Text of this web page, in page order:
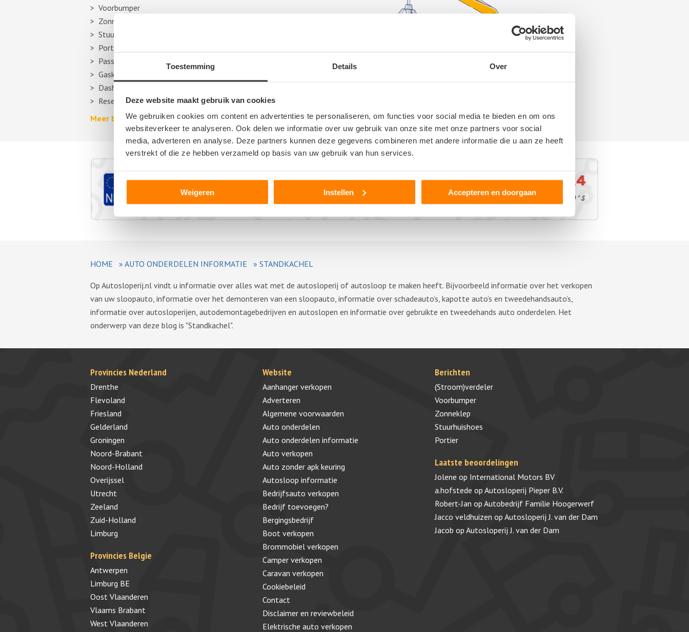
Toestemming Details Over
Deze website maakt gebruik van cookies
We gebruiken cookies om content en advertenties te personaliseren, om functies voor social media te bieden en om ons
websiteverkeer te analyseren. Ook delen we informatie over uw gebruik van onze site met onze partners voor social
media, adverteren en analyse. Deze partners kunnen deze gegevens combineren met andere informatie die u aan ze heeft
verstrekt of die ze hebben verzameld op basis van uw gebruik van hun services.
Weigeren Instellen Accepteren en doorgaan
Voorbumper
Zonneklep
Stuurhuishoes
Portier
Passagiersstoel
Gasklep
Dashboard
Reservewiel, reserveband of thuiskomer
Meer berichten over autosloperijen >>
HOME » AUTO ONDERDELEN INFORMATIE » STANDKACHEL
Op Autosloperij.nl vindt u informatie over alles wat met de autosloperij of autosloop te maken heeft. Bijvoorbeeld informatie over het verkopen
van uw sloopauto, informatie over het demonteren van een sloopauto, informatie over schadeauto’s, kapotte auto’s en tweedehandsauto’s,
informatie over autosloperijen, autodemontagebedrijven en autoslopen en informatie over gebruikte en tweedehands auto onderdelen. Het
onderwerp van deze blog is "Standkachel".
Provincies Nederland
Drenthe
Flevoland
Friesland
Gelderland
Groningen
Noord-Brabant
Noord-Holland
Overijssel
Utrecht
Zeeland
Zuid-Holland
Limburg
Provincies Belgie
Antwerpen
Limburg BE
Oost Vlaanderen
Vlaams Brabant
West Vlaanderen
Website
Aanhanger verkopen
Adverteren
Algemene voorwaarden
Auto onderdelen
Auto onderdelen informatie
Auto verkopen
Auto zonder apk keuring
Autosloop informatie
Bedrijfsauto verkopen
Bedrijf toevoegen?
Bergingsbedrijf
Boot verkopen
Brommobiel verkopen
Camper verkopen
Caravan verkopen
Cookiebeleid
Contact
Disclaimer en reviewbeleid
Elektrische auto verkopen
Berichten
(Stroom)verdeler
Voorbumper
Zonneklep
Stuurhuishoes
Portier
Laatste beoordelingen
Jolene op International Motors BV
a.hofstede op Autosloperij Pieper B.V.
Robert-Jan op Autobedrijf Familie Hoogerwerf
Jacco veldhuizen op Autosloperij J. van der Dam
Jacob op Autosloperij J. van der Dam